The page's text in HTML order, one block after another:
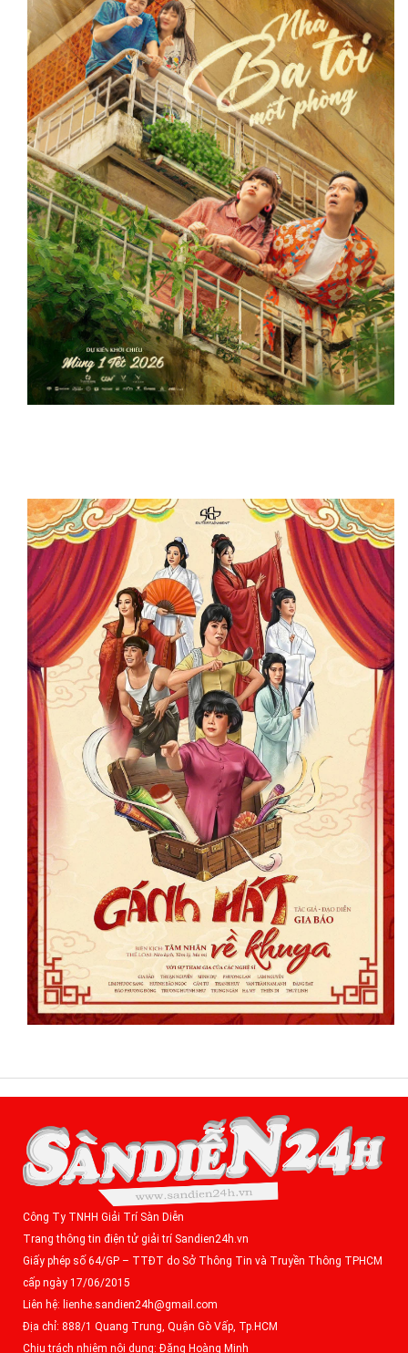
Công Ty TNHH Giải Trí Sàn Diễn
Trang thông tin điện tử giải trí Sandien24h.vn
Giấy phép số 64/GP – TTĐT do Sở Thông Tin và Truyền Thông TPHCM
cấp ngày 17/06/2015
Liên hệ: lienhe.sandien24h@gmail.com
Địa chỉ: 888/1 Quang Trung, Quận Gò Vấp, Tp.HCM
Chịu trách nhiệm nội dung: Đặng Hoàng Minh